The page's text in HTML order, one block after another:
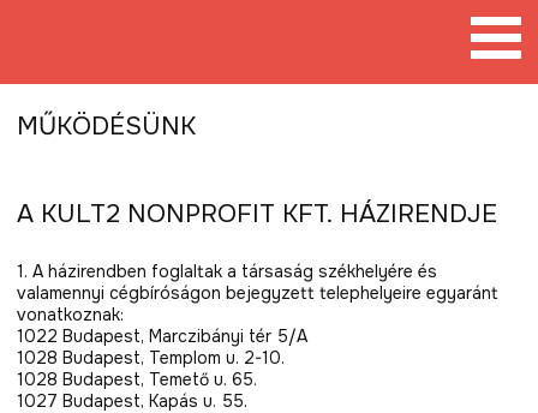
MŰKÖDÉSÜNK
A KULT2 NONPROFIT KFT. HÁZIRENDJE
1. A házirendben foglaltak a társaság székhelyére és
valamennyi cégbíróságon bejegyzett telephelyeire egyaránt
vonatkoznak:
1022 Budapest, Marczibányi tér 5/A
1028 Budapest, Templom u. 2-10.
1028 Budapest, Temető u. 65.
1027 Budapest, Kapás u. 55.